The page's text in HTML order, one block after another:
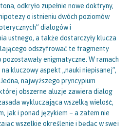
odkryło zupełnie nowe doktryny,
o istnieniu dwóch poziomów
dialogów i
ustnego, a także dostarczyły klucza
odszyfrować te fragmenty
enigmatyczne. W ramach
kluczowy aspekt „nauki niepisanej”,
najwyższego pryncypium
obszerne aluzje zawiera dialog
wykluczająca wszelką wielość,
jak i ponad językiem – a zatem nie
wszelkie określenie i będąc w swej